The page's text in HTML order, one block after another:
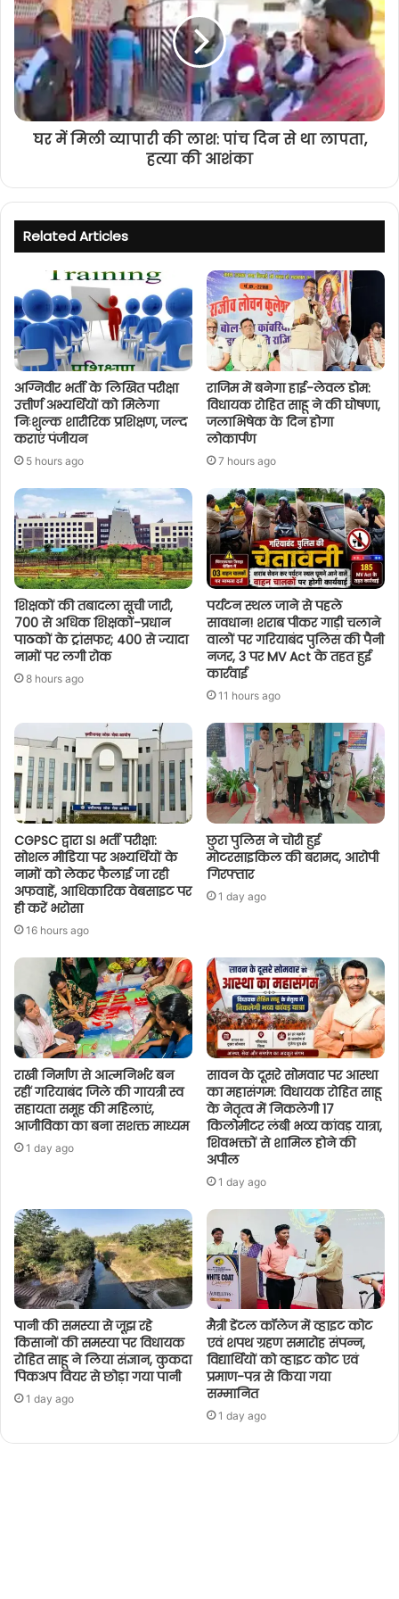
घर में मिली व्यापारी की लाश: पांच दिन से था लापता,
हत्या की आशंका
Related Articles
अग्निवीर भर्ती के लिखित परीक्षा
उत्तीर्ण अभ्यर्थियों को मिलेगा
निःशुल्क शारीरिक प्रशिक्षण, जल्द
कराएं पंजीयन
5 hours ago
राजिम में बनेगा हाई-लेवल डोम:
विधायक रोहित साहू ने की घोषणा,
जलाभिषेक के दिन होगा
लोकार्पण
7 hours ago
शिक्षकों की तबादला सूची जारी,
700 से अधिक शिक्षकों-प्रधान
पाठकों के ट्रांसफर; 400 से ज्यादा
नामों पर लगी रोक
8 hours ago
पर्यटन स्थल जाने से पहले
सावधान! शराब पीकर गाड़ी चलाने
वालों पर गरियाबंद पुलिस की पैनी
नजर, 3 पर MV Act के तहत हुई
कार्रवाई
11 hours ago
CGPSC द्वारा SI भर्ती परीक्षा:
सोशल मीडिया पर अभ्यर्थियों के
नामों को लेकर फैलाई जा रही
अफवाहें, आधिकारिक वेबसाइट पर
ही करें भरोसा
16 hours ago
छुरा पुलिस ने चोरी हुई
मोटरसाइकिल की बरामद, आरोपी
गिरफ्तार
1 day ago
राखी निर्माण से आत्मनिर्भर बन
रहीं गरियाबंद जिले की गायत्री स्व
सहायता समूह की महिलाएं,
आजीविका का बना सशक्त माध्यम
1 day ago
सावन के दूसरे सोमवार पर आस्था
का महासंगम: विधायक रोहित साहू
के नेतृत्व में निकलेगी 17
किलोमीटर लंबी भव्य कांवड़ यात्रा,
शिवभक्तों से शामिल होने की
अपील
1 day ago
पानी की समस्या से जूझ रहे
किसानों की समस्या पर विधायक
रोहित साहू ने लिया संज्ञान, कुकदा
पिकअप वियर से छोड़ा गया पानी
1 day ago
मैत्री डेंटल कॉलेज में व्हाइट कोट
एवं शपथ ग्रहण समारोह संपन्न,
विद्यार्थियों को व्हाइट कोट एवं
प्रमाण-पत्र से किया गया
सम्मानित
1 day ago